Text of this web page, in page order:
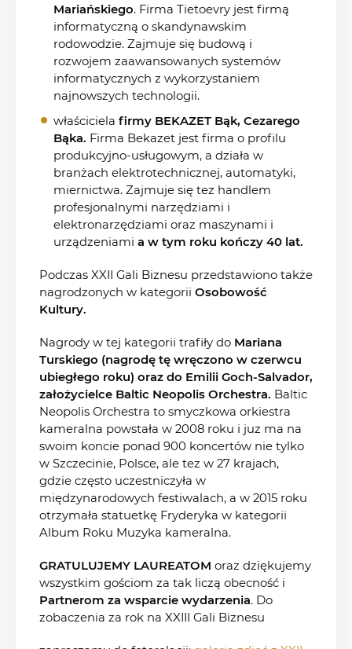
Mariańskiego. Firma Tietoevry jest firmą
informatyczną o skandynawskim
rodowodzie. Zajmuje się budową i
rozwojem zaawansowanych systemów
informatycznych z wykorzystaniem
najnowszych technologii.
właściciela firmy BEKAZET Bąk, Cezarego
Bąka. Firma Bekazet jest firma o profilu
produkcyjno-usługowym, a działa w
branżach elektrotechnicznej, automatyki,
miernictwa. Zajmuje się tez handlem
profesjonalnymi narzędziami i
elektronarzędziami oraz maszynami i
urządzeniami a w tym roku kończy 40 lat.
Podczas XXII Gali Biznesu przedstawiono także
nagrodzonych w kategorii Osobowość
Kultury.
Nagrody w tej kategorii trafiły do Mariana
Turskiego (nagrodę tę wręczono w czerwcu
ubiegłego roku) oraz do Emilii Goch-Salvador,
założycielce Baltic Neopolis Orchestra. Baltic
Neopolis Orchestra to smyczkowa orkiestra
kameralna powstała w 2008 roku i juz ma na
swoim koncie ponad 900 koncertów nie tylko
w Szczecinie, Polsce, ale tez w 27 krajach,
gdzie często uczestniczyła w
międzynarodowych festiwalach, a w 2015 roku
otrzymała statuetkę Fryderyka w kategorii
Album Roku Muzyka kameralna.
GRATULUJEMY LAUREATOM oraz dziękujemy
wszystkim gościom za tak liczą obecność i
Partnerom za wsparcie wydarzenia. Do
zobaczenia za rok na XXIII Gali Biznesu